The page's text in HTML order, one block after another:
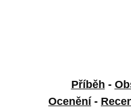
Příběh -
Ocenění -